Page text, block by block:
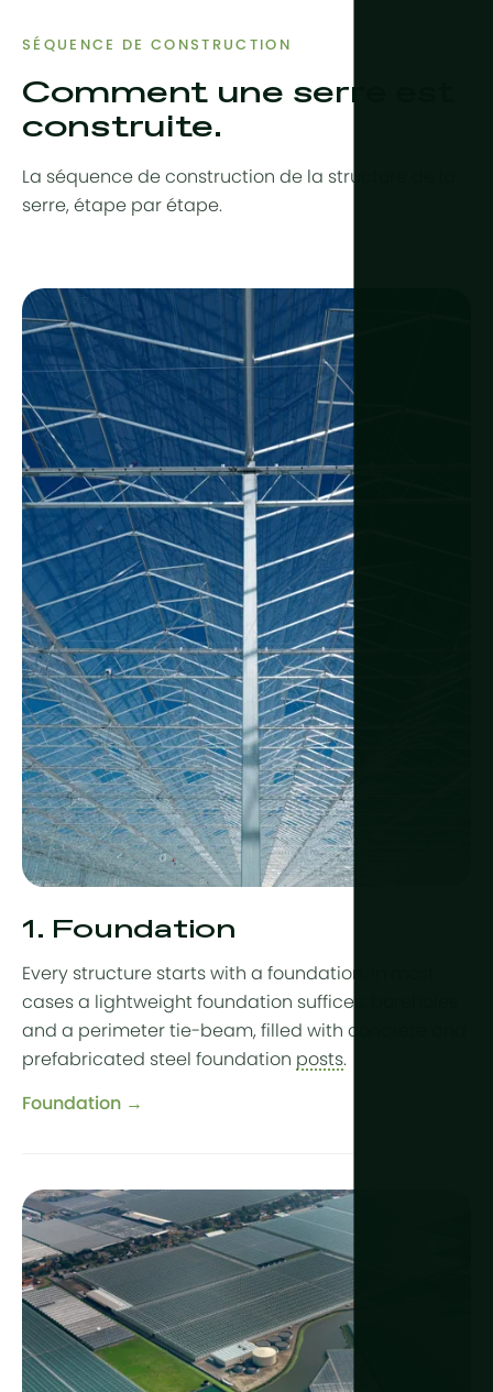
SÉQUENCE DE CONSTRUCTION
Comment une serre est
construite.
La séquence de construction de la structure de la
serre, étape par étape.
1. Foundation
Every structure starts with a foundation. In most
cases a lightweight foundation suffices: boreholes
and a perimeter tie-beam, filled with concrete and
prefabricated steel foundation posts.
Foundation →